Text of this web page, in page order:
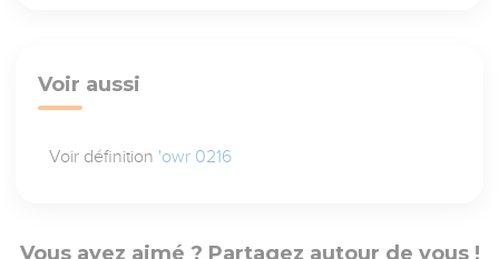
Voir aussi
Voir définition 'owr 0216
Vous avez aimé ? Partagez autour de vous !